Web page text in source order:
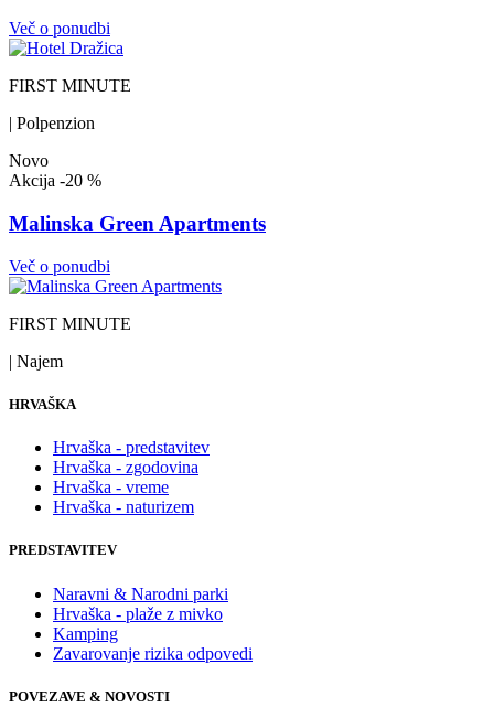
Več o ponudbi
FIRST MINUTE
| Polpenzion
Novo
Akcija -20 %
Malinska Green Apartments
Več o ponudbi
FIRST MINUTE
| Najem
HRVAŠKA
Hrvaška - predstavitev
Hrvaška - zgodovina
Hrvaška - vreme
Hrvaška - naturizem
PREDSTAVITEV
Naravni & Narodni parki
Hrvaška - plaže z mivko
Kamping
Zavarovanje rizika odpovedi
POVEZAVE & NOVOSTI